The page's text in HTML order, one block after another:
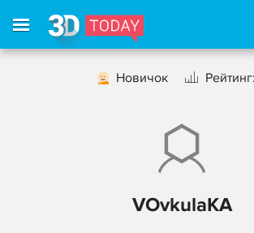
Новичок
VOvkulaKA